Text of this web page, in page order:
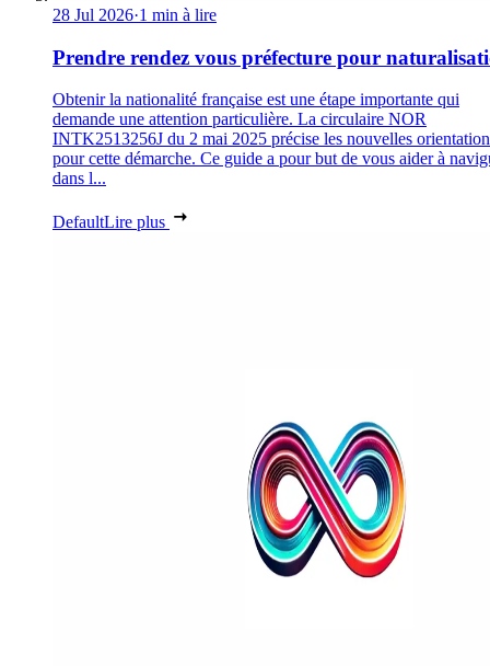
28 Jul 2026·1 min à lire
Prendre rendez vous préfecture pour
Obtenir la nationalité française est une étape importante qui
demande une attention particulière. La circulaire NOR
INTK2513256J du 2 mai 2025 précise les nouvelles
pour cette démarche. Ce guide a pour but de vous aider à
dans l...
DefaultLire plus